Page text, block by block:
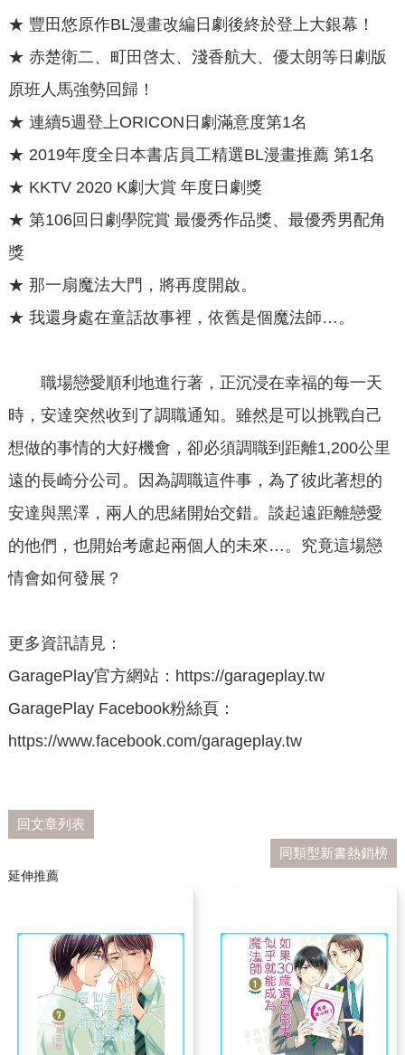
★ 豐田悠原作BL漫畫改編日劇後終於登上大銀幕！
★ 赤楚衛二、町田啓太、淺香航大、優太朗等日劇版
原班人馬強勢回歸！
★ 連續5週登上ORICON日劇滿意度第1名
★ 2019年度全日本書店員工精選BL漫畫推薦 第1名
★ KKTV 2020 K劇大賞 年度日劇獎
★ 第106回日劇學院賞 最優秀作品獎、最優秀男配角
獎
★ 那一扇魔法大門，將再度開啟。
★ 我還身處在童話故事裡，依舊是個魔法師…。
職場戀愛順利地進行著，正沉浸在幸福的每一天
時，安達突然收到了調職通知。雖然是可以挑戰自己
想做的事情的大好機會，卻必須調職到距離1,200公里
遠的長崎分公司。因為調職這件事，為了彼此著想的
安達與黑澤，兩人的思緒開始交錯。談起遠距離戀愛
的他們，也開始考慮起兩個人的未來…。究竟這場戀
情會如何發展？
更多資訊請見：
GaragePlay官方網站：https://garageplay.tw
GaragePlay Facebook粉絲頁：
https://www.facebook.com/garageplay.tw
回文章列表
同類型新書熱銷榜
延伸推薦